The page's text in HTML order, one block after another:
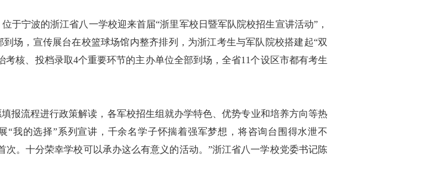
宁波的浙江省八一学校迎来首届“浙里军校日暨军队院校招生宣讲活动”，
场，宣传展台在校篮球场馆内整齐排列，为浙江考生与军队院校搭建起“双
核、投档录取4个重要环节的主办单位全部到场，全省11个设区市都有考生
流程进行政策解读，各军校招生组就办学特色、优势专业和培养方向等热
我的选择”系列宣讲，千余名学子怀揣着强军梦想，将咨询台围得水泄不
。十分荣幸学校可以承办这么有意义的活动。”浙江省八一学校党委书记陈